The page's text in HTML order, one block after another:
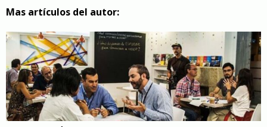
Mas artículos del autor: